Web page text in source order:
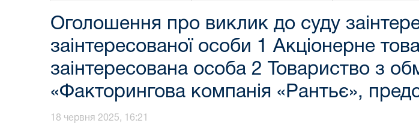
Оголошення про виклик до суду
заінтересованої особи 1 Акціонерне
заінтересована особа 2 Товариство з
«Факторингова компанія «Рантьє»,
18 червня 2025, 16:21